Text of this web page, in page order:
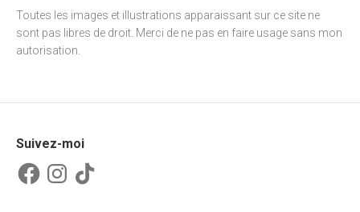
Toutes les images et illustrations apparaissant sur ce site ne
sont pas libres de droit. Merci de ne pas en faire usage sans mon
autorisation.
Suivez-moi
FacebookInstagram
TikTok